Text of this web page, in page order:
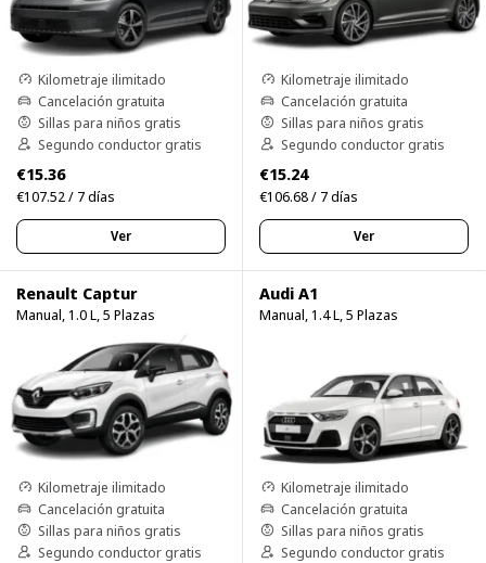
Kilometraje ilimitado
Cancelación gratuita
Sillas para niños gratis
Segundo conductor gratis
€15.36
€107.52 / 7 días
Ver
Kilometraje ilimitado
Cancelación gratuita
Sillas para niños gratis
Segundo conductor gratis
€15.24
€106.68 / 7 días
Ver
Renault Captur
Manual, 1.0 L, 5 Plazas
Kilometraje ilimitado
Cancelación gratuita
Sillas para niños gratis
Segundo conductor gratis
Audi A1
Manual, 1.4 L, 5 Plazas
Kilometraje ilimitado
Cancelación gratuita
Sillas para niños gratis
Segundo conductor gratis